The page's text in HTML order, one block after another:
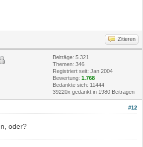
Zitieren
Beiträge: 5.321
Themen: 346
Registriert seit: Jan 2004
Bewertung: 1.768
Bedankte sich: 11444
39220x gedankt in 1980 Beiträgen
#12
oder?